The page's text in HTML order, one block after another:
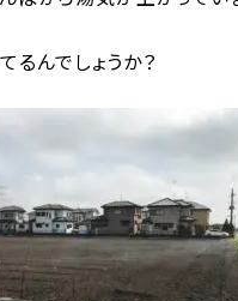
るんでしょうか？